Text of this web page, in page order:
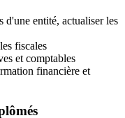
d'une entité, actualiser les
fiscales
et comptables
financière et